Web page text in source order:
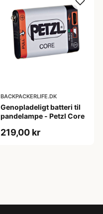
BACKPACKERLIFE.DK
Genopladeligt batteri til
pandelampe - Petzl Core
219,00 kr